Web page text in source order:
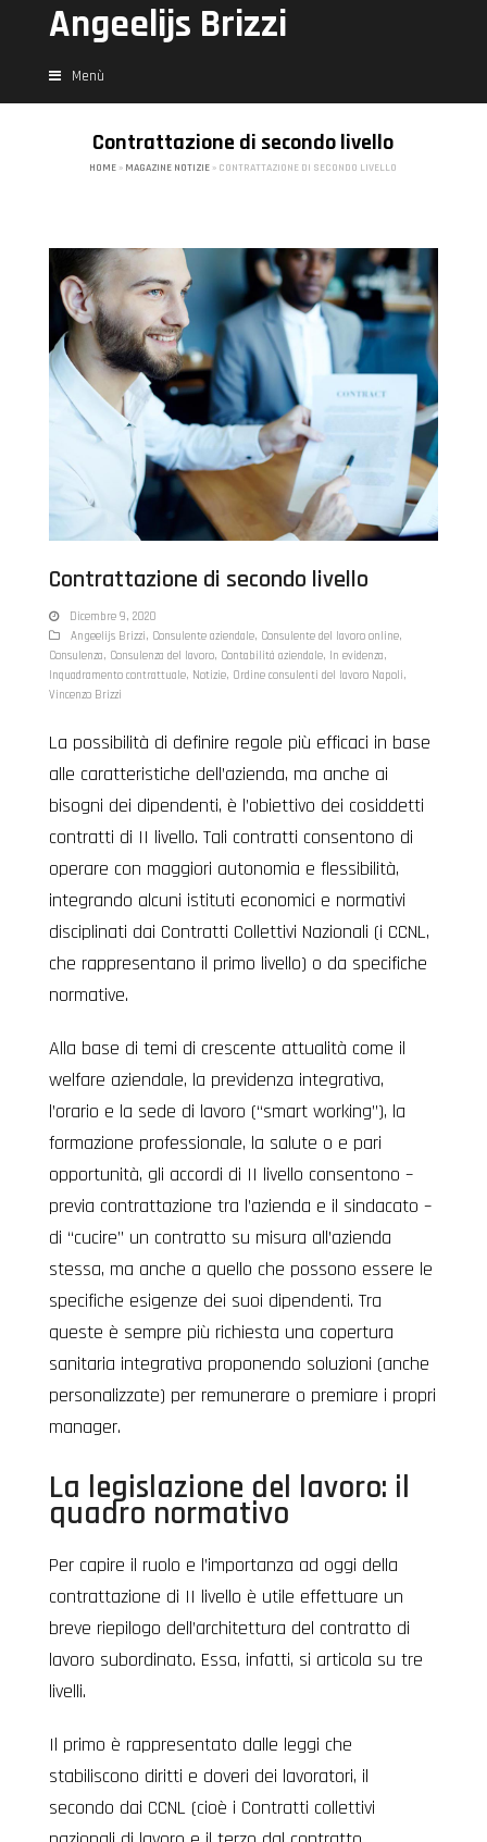
Angeelijs Brizzi
Menù
Contrattazione di secondo livello
HOME » MAGAZINE NOTIZIE » CONTRATTAZIONE DI SECONDO LIVELLO
Contrattazione di secondo livello
Dicembre 9, 2020
Angeelijs Brizzi, Consulente aziendale, Consulente del lavoro online,
Consulenza, Consulenza del lavoro, Contabilità aziendale, In evidenza,
Inquadramento contrattuale, Notizie, Ordine consulenti del lavoro Napoli,
Vincenzo Brizzi
La possibilità di definire regole più efficaci in base
alle caratteristiche dell’azienda, ma anche ai
bisogni dei dipendenti, è l’obiettivo dei cosiddetti
contratti di II livello. Tali contratti consentono di
operare con maggiori autonomia e flessibilità,
integrando alcuni istituti economici e normativi
disciplinati dai Contratti Collettivi Nazionali (i CCNL,
che rappresentano il primo livello) o da specifiche
normative.
Alla base di temi di crescente attualità come il
welfare aziendale, la previdenza integrativa,
l’orario e la sede di lavoro (“smart working”), la
formazione professionale, la salute o e pari
opportunità, gli accordi di II livello consentono –
previa contrattazione tra l’azienda e il sindacato –
di “cucire” un contratto su misura all’azienda
stessa, ma anche a quello che possono essere le
specifiche esigenze dei suoi dipendenti. Tra
queste è sempre più richiesta una copertura
sanitaria integrativa proponendo soluzioni (anche
personalizzate) per remunerare o premiare i propri
manager.
La legislazione del lavoro: il
quadro normativo
Per capire il ruolo e l’importanza ad oggi della
contrattazione di II livello è utile effettuare un
breve riepilogo dell’architettura del contratto di
lavoro subordinato. Essa, infatti, si articola su tre
livelli.
Il primo è rappresentato dalle leggi che
stabiliscono diritti e doveri dei lavoratori, il
secondo dai CCNL (cioè i Contratti collettivi